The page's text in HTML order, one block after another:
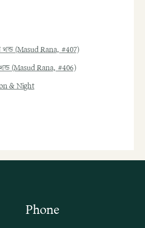
খন্ড (Masud Rana, #407)
(Masud Rana, #406)
& Night
Phone